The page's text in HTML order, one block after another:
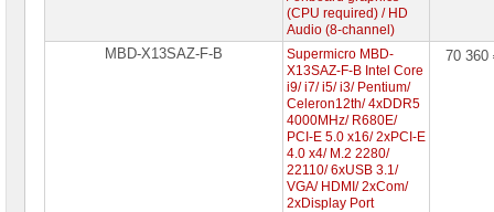
(CPU required) / HD
Audio (8-channel)
MBD-X13SAZ-F-B
Supermicro MBD-
X13SAZ-F-B Intel Core
i9/ i7/ i5/ i3/ Pentium/
Celeron12th/ 4xDDR5
4000MHz/ R680E/
PCI-E 5.0 x16/ 2xPCI-E
4.0 x4/ M.2 2280/
22110/ 6xUSB 3.1/
VGA/ HDMI/ 2xCom/
2xDisplay Port
70